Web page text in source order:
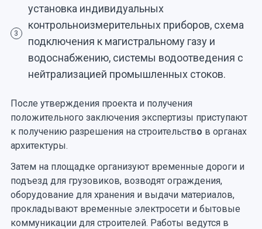
3
установка индивидуальных
контрольноизмерительных приборов, схема
подключения к магистральному газу и
водоснабжению, системы водоотведения с
нейтрализацией промышленных стоков.
После утверждения проекта и получения
положительного заключения экспертизы приступают
к получению разрешения на строительство в органах
архитектуры.
Затем на площадке организуют временные дороги и
подъезд для грузовиков, возводят ограждения,
оборудование для хранения и выдачи материалов,
прокладывают временные электросети и бытовые
коммуникации для строителей. Работы ведутся в